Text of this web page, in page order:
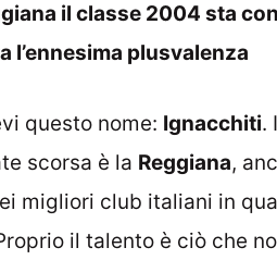
il classe 2004 sta
l’ennesima plusvalenza
questo nome: Ignacchiti.
scorsa è la Reggiana,
migliori club italiani in
il talento è ciò che